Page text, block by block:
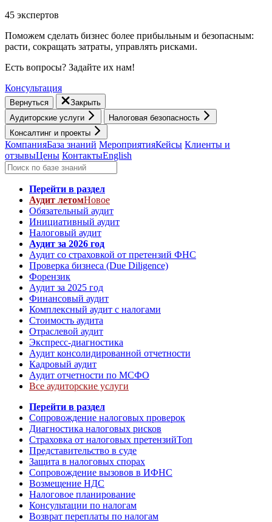
45 экспертов
Поможем сделать бизнес более прибыльным и безопасным:
расти, cокращать затраты, управлять рисками.
Есть вопросы? Задайте их нам!
Консультация
Вернуться
Закрыть
Аудиторские услуги
Налоговая безопасность
Консалтинг и проекты
КомпанияБаза знаний МероприятияКейсы Клиенты и
отзывыЦены КонтактыEnglish
Перейти в раздел
Аудит летомНовое
Обязательный аудит
Инициативный аудит
Налоговый аудит
Аудит за 2026 год
Аудит со страховкой от претензий ФНС
Проверка бизнеса (Due Diligence)
Форензик
Аудит за 2025 год
Финансовый аудит
Комплексный аудит с налогами
Стоимость аудита
Отраслевой аудит
Экспресс-диагностика
Аудит консолидированной отчетности
Кадровый аудит
Аудит отчетности по МСФО
Все аудиторские услуги
Перейти в раздел
Сопровождение налоговых проверок
Диагностика налоговых рисков
Страховка от налоговых претензийТоп
Представительство в суде
Защита в налоговых спорах
Сопровождение вызовов в ИФНС
Возмещение НДС
Налоговое планирование
Консультации по налогам
Возврат переплаты по налогам